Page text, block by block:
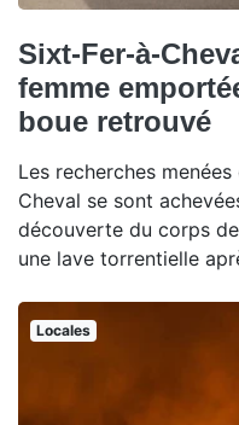
Sixt-Fer-à-
femme
boue retrouvé
Les recherches
Cheval se sont
découverte du corps
une lave torrentielle
Locales